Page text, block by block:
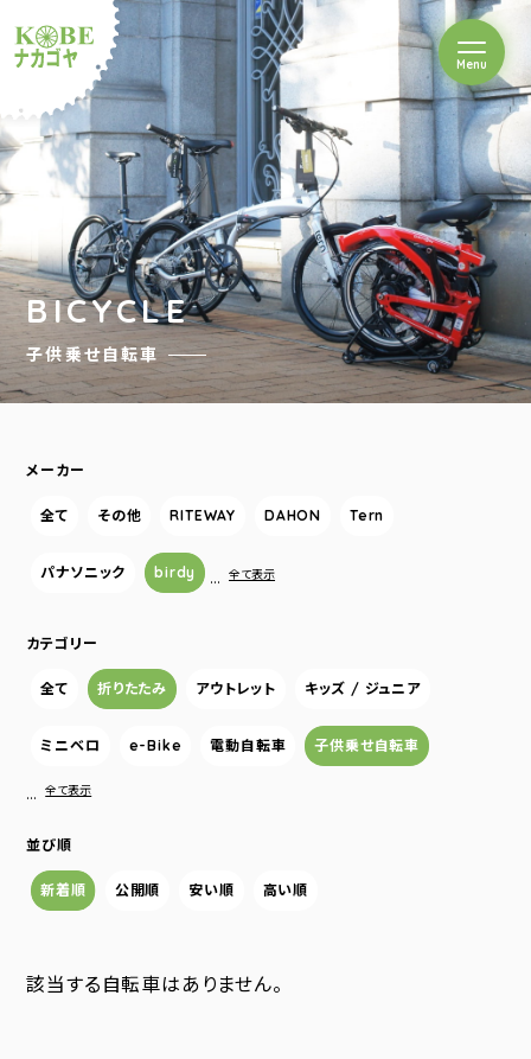
ルショップナカゴヤ
Menuを開閉
BICYCLE
子供乗せ自転車
メーカー
全て その他 RITEWAY DAHON Tern
パナソニック birdy … 全て表示
カテゴリー
全て 折りたたみ アウトレット キッズ / ジュニア
ミニベロ e-Bike 電動自転車 子供乗せ自転車
… 全て表示
並び順
新着順 公開順 安い順 高い順
該当する自転車はありません。